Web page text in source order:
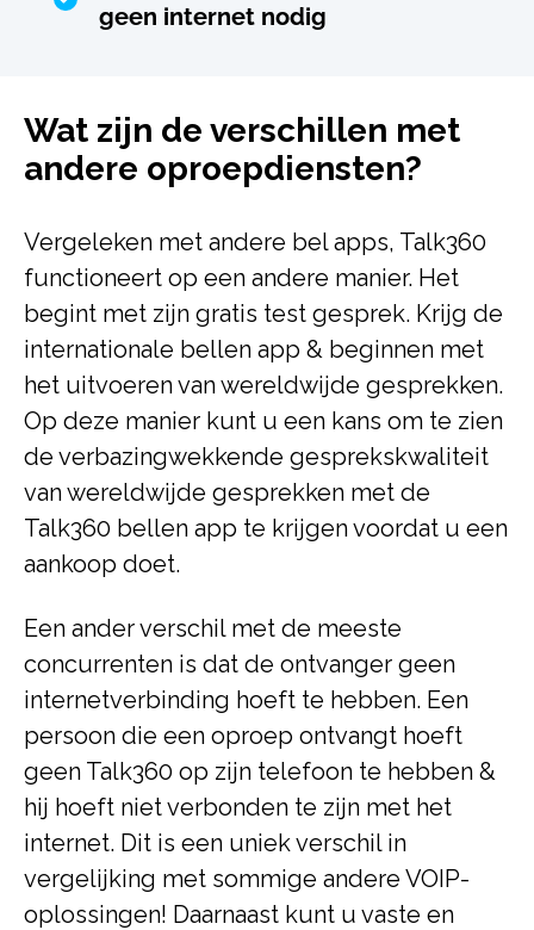
geen internet nodig
Wat zijn de verschillen met
andere oproepdiensten?
Vergeleken met andere bel apps, Talk360
functioneert op een andere manier. Het
begint met zijn gratis test gesprek. Krijg de
internationale bellen app & beginnen met
het uitvoeren van wereldwijde gesprekken.
Op deze manier kunt u een kans om te zien
de verbazingwekkende gesprekskwaliteit
van wereldwijde gesprekken met de
Talk360 bellen app te krijgen voordat u een
aankoop doet.
Een ander verschil met de meeste
concurrenten is dat de ontvanger geen
internetverbinding hoeft te hebben. Een
persoon die een oproep ontvangt hoeft
geen Talk360 op zijn telefoon te hebben &
hij hoeft niet verbonden te zijn met het
internet. Dit is een uniek verschil in
vergelijking met sommige andere VOIP-
oplossingen! Daarnaast kunt u vaste en